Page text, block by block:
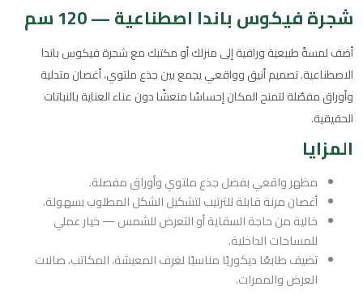
شجرة فيكوس باندا اصطناعية — 120 سم
أضف لمسةً طبيعية وراقية إلى منزلك أو مكتبك مع شجرة فيكوس باندا
الاصطناعية. تصميم أنيق وواقعي يجمع بين جذع ملتوي، أغصان متدلية
وأوراق مفصّلة لتمنح المكان إحساسًا منعشًا دون عناء العناية بالنباتات
الحقيقية.
المزايا
مظهر واقعي بفضل جذع ملتوي وأوراق مفصلة.
أغصان مرنة قابلة للترتيب لتشكيل الشكل المطلوب بسهولة.
خالية من حاجة السقاية أو التعرض للشمس — خيار عملي
للمساحات الداخلية.
تضيف طابعًا ديكوريًا مناسبًا لغرف المعيشة، المكاتب، صالات
العرض والممرات.